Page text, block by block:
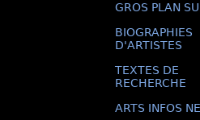
GROS PLAN
BIOGRAPHIES
D'ARTISTES
TEXTES DE
RECHERCHE
ARTS INFOS